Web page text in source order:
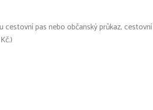
cestovní pas nebo občanský průkaz,